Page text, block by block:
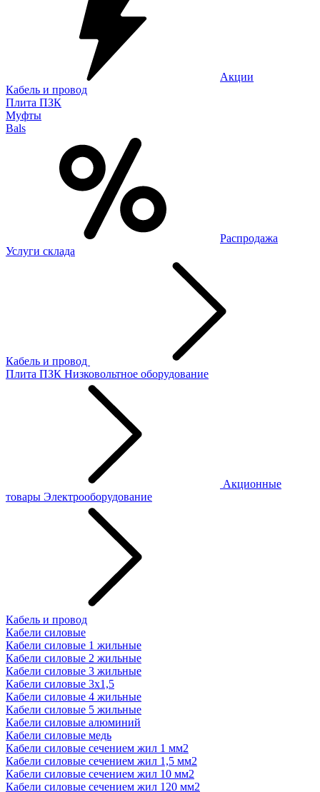
Акции
Кабель и провод
Плита ПЗК
Муфты
Bals
Распродажа
Услуги склада
Кабель и провод
Плита ПЗК Низковольтное оборудование
Акционные
товары Электрооборудование
Кабель и провод
Кабели силовые
Кабели силовые 1 жильные
Кабели силовые 2 жильные
Кабели силовые 3 жильные
Кабели силовые 3х1,5
Кабели силовые 4 жильные
Кабели силовые 5 жильные
Кабели силовые алюминий
Кабели силовые медь
Кабели силовые сечением жил 1 мм2
Кабели силовые сечением жил 1,5 мм2
Кабели силовые сечением жил 10 мм2
Кабели силовые сечением жил 120 мм2